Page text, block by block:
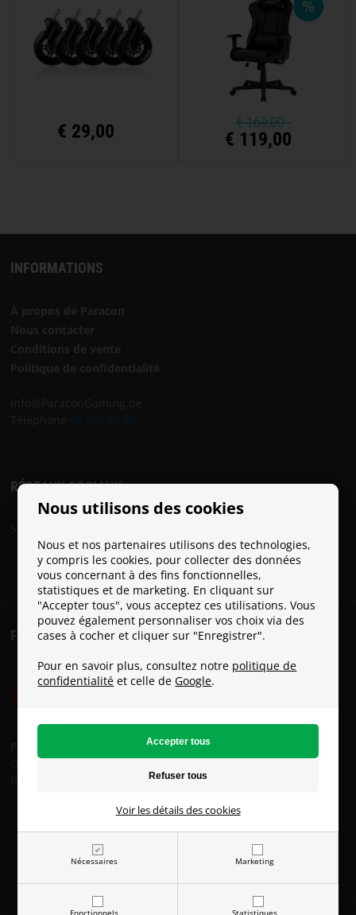
Nous utilisons des cookies
Nous et nos partenaires utilisons des technologies,
y compris les cookies, pour collecter des données
vous concernant à des fins fonctionnelles,
statistiques et de marketing. En cliquant sur
"Accepter tous", vous acceptez ces utilisations. Vous
pouvez également personnaliser vos choix via des
cases à cocher et cliquer sur "Enregistrer".
Pour en savoir plus, consultez notre politique de
confidentialité et celle deGoogle.
Nécessaires Marketing
Fonctionnels Statistiques
Voir les détails des cookies
€ 29,00 €169,00
€ 119,00
INFORMATIONS
48 020 62 82
RÉSEAUX SOCIAUX
FRAIS DE PORT
GLS: € 8